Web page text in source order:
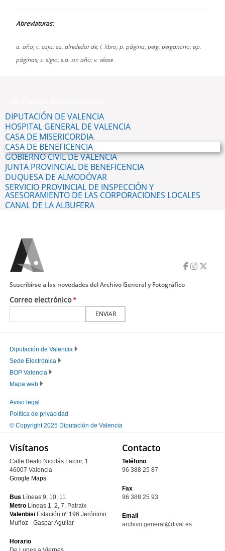
Abreviaturas:
a. año; c. caja; ca. alrededor de; l. libro; p. página; perg. pergamino; pp.
páginas; s. siglo; s.a. sin año; v. véase
DIPUTACIÓN DE VALENCIA
HOSPITAL GENERAL DE VALENCIA
CASA DE MISERICORDIA
CASA DE BENEFICENCIA
GOBIERNO CIVIL DE VALENCIA
JUNTA PROVINCIAL DE BENEFICENCIA
DUQUESA DE ALMODÓVAR
SERVICIO PROVINCIAL DE INSPECCIÓN Y
ASESORAMIENTO DE LAS CORPORACIONES LOCALES
CANAL DE LA ALBUFERA
Correo electrónico
Suscribirse a las novedades del Archivo General y Fotográfico
PIE
PRINCIPAL
Diputación de Valencia
Sede Electrónica
BOP Valencia
Mapa web
PIE
SECUNDARIO
Aviso legal
Política de privacidad
© Copyright 2025 Diputación de Valencia
Visítanos
Calle Beato Nicolás Factor, 1
46007 Valencia
Google Maps
Bus Líneas 9, 10, 11
Metro Líneas 1, 2, 7, Patraix
Valenbisi Estación nº 196 Jerónimo
Muñoz - Gaspar Aguilar
Horario
Contacto
Teléfono
96 388 25 87
Fax
96 388 25 93
Email
archivo.general@dival.es